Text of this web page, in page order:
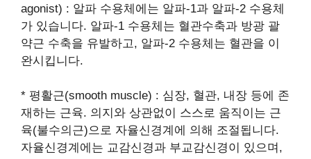
agonist) : 알파 수용체에는 알파-1과 알파-2 수용체
가 있습니다. 알파-1 수용체는 혈관수축과 방광 괄
약근 수축을 유발하고, 알파-2 수용체는 혈관을 이
완시킵니다.
* 평활근(smooth muscle) : 심장, 혈관, 내장 등에 존
재하는 근육. 의지와 상관없이 스스로 움직이는 근
육(불수의근)으로 자율신경계에 의해 조절됩니다.
자율신경계에는 교감신경과 부교감신경이 있으며,